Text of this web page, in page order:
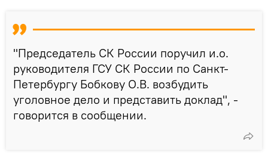
"Председатель СК России поручил и.о.
руководителя ГСУ СК России по Санкт-
Петербургу Бобкову О.В. возбудить
уголовное дело и представить доклад", -
говорится в сообщении.